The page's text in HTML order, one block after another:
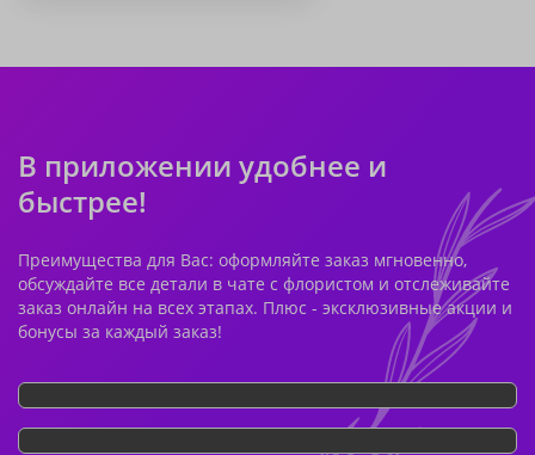
В приложении удобнее и
быстрее!
Преимущества для Вас: оформляйте заказ мгновенно,
обсуждайте все детали в чате с флористом и отслеживайте
заказ онлайн на всех этапах. Плюс - эксклюзивные акции и
бонусы за каждый заказ!